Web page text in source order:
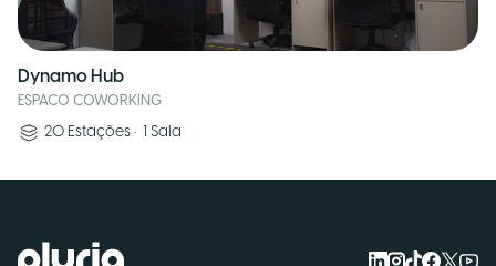
Dynamo Hub
ESPACO COWORKING
20 Estações • 1 Sala
Logo Pluria